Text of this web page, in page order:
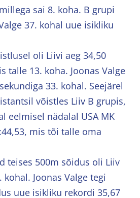
sai 8. koha. B grupi
37. kohal uue isikliku
oli Liivi aeg 34,50
talle 13. koha. Joonas Valge
33. kohal. Seejärel
võistles Liiv B grupis,
eelmisel nädalal USA MK
mis tõi talle oma
teises 500m sõidus oli Liiv
Joonas Valge tegi
uue isikliku rekordi 35,67